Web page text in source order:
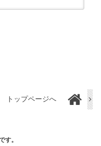
トップページへ
す。